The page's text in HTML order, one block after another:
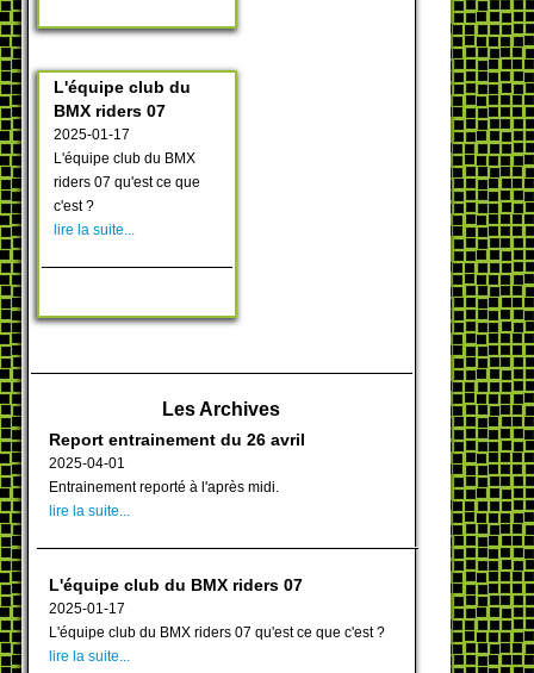
L'équipe club du
BMX riders 07
2025-01-17
L'équipe club du BMX
riders 07 qu'est ce que
c'est ?
lire la suite...
Les Archives
Report entrainement du 26 avril
2025-04-01
Entrainement reporté à l'après midi.
lire la suite...
L'équipe club du BMX riders 07
2025-01-17
L'équipe club du BMX riders 07 qu'est ce que c'est ?
lire la suite...